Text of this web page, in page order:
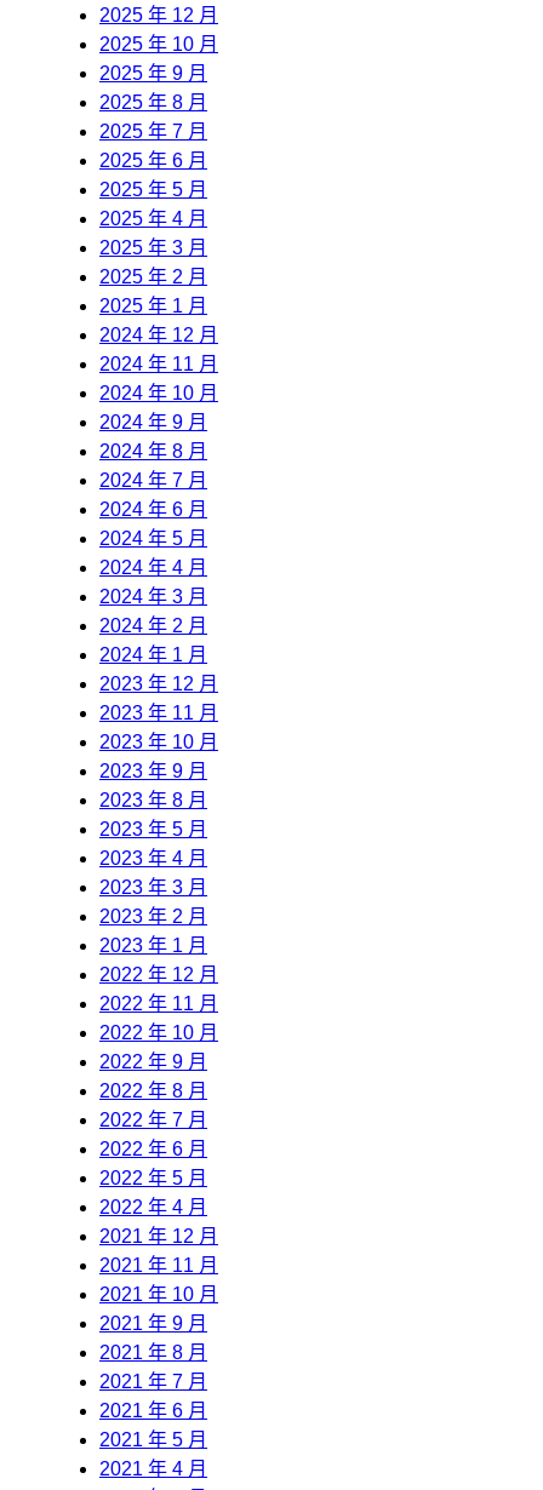
2025 年 12 月
2025 年 10 月
2025 年 9 月
2025 年 8 月
2025 年 7 月
2025 年 6 月
2025 年 5 月
2025 年 4 月
2025 年 3 月
2025 年 2 月
2025 年 1 月
2024 年 12 月
2024 年 11 月
2024 年 10 月
2024 年 9 月
2024 年 8 月
2024 年 7 月
2024 年 6 月
2024 年 5 月
2024 年 4 月
2024 年 3 月
2024 年 2 月
2024 年 1 月
2023 年 12 月
2023 年 11 月
2023 年 10 月
2023 年 9 月
2023 年 8 月
2023 年 5 月
2023 年 4 月
2023 年 3 月
2023 年 2 月
2023 年 1 月
2022 年 12 月
2022 年 11 月
2022 年 10 月
2022 年 9 月
2022 年 8 月
2022 年 7 月
2022 年 6 月
2022 年 5 月
2022 年 4 月
2021 年 12 月
2021 年 11 月
2021 年 10 月
2021 年 9 月
2021 年 8 月
2021 年 7 月
2021 年 6 月
2021 年 5 月
2021 年 4 月